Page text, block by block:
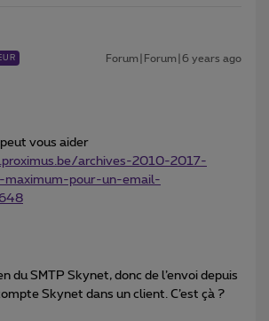
Forum|Forum|6 years ago
vous aider
archives-2010-2017-
pour-un-email-
du SMTP Skynet, donc de l’envoi depuis
Skynet dans un client. C’est çà ?